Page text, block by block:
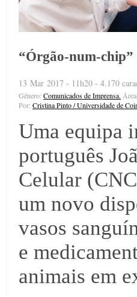
“Órgão-num-chip”
13 Mar 2017 - 11h20 - 4.170
Género: Comunicados de Imprensa.
Por: Cristina Pinto / Universidade de
Uma equipa
português
Celular
um novo
vasos
e
animais em